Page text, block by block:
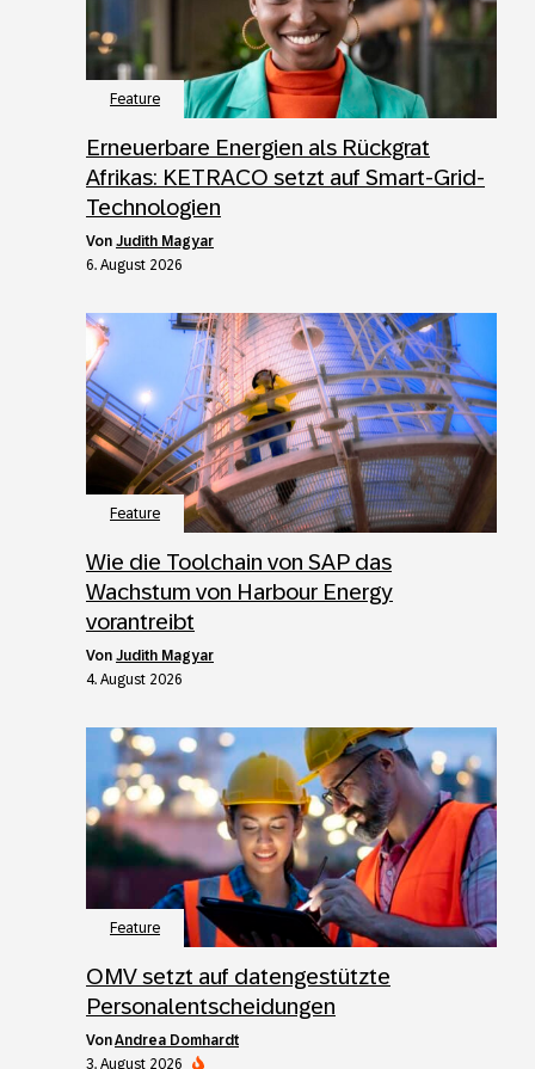
Feature
Erneuerbare Energien als Rückgrat
Afrikas: KETRACO setzt auf Smart-Grid-
Technologien
von Judith Magyar
6. August 2026
Feature
Wie die Toolchain von SAP das
Wachstum von Harbour Energy
vorantreibt
von Judith Magyar
4. August 2026
Feature
OMV setzt auf datengestützte
Personalentscheidungen
vonAndrea Domhardt
3. August 2026